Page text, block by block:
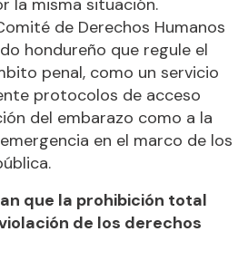
la misma situación.
de Derechos Humanos
hondureño que regule el
penal, como un servicio
protocolos de acceso
del embarazo como a la
en el marco de los
que la prohibición total
de los derechos